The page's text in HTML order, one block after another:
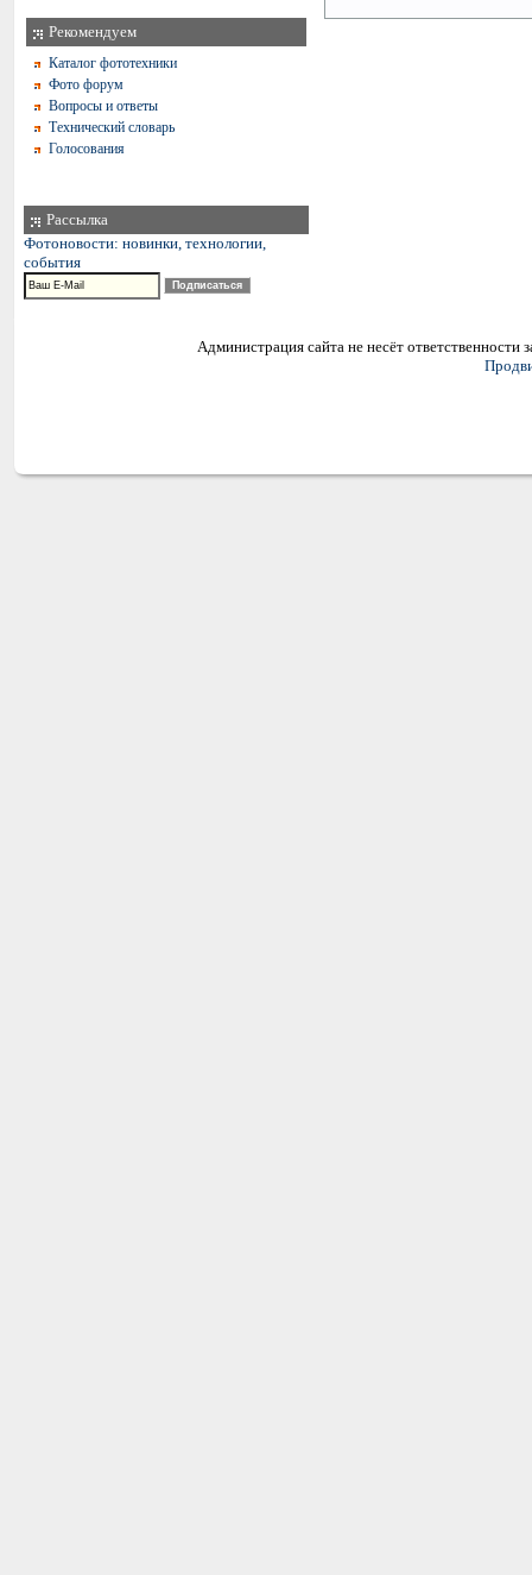
Рекомендуем
Каталог фототехники
Фото форум
Вопросы и ответы
Технический словарь
Голосования
Рассылка
Фотоновости: новинки, технологии,
события
Администрация сайта не несёт ответственности